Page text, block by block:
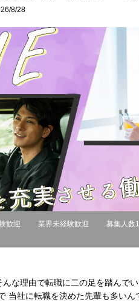
8/28
歓迎 業界未経験歓迎
募集人数
な理由で転職に二の足を踏んで
当社に転職を決めた先輩も多いん